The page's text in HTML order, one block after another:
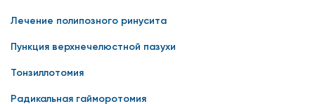
Лечение полипозного ринусита
Пункция верхнечелюстной пазухи
Тонзиллотомия
Радикальная гайморотомия